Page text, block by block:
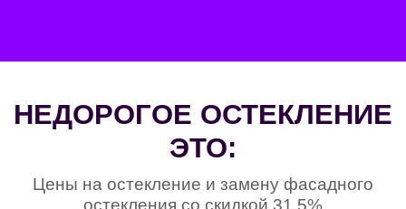
НЕДОРОГОЕ ОСТЕКЛЕНИЕ
ЭТО:
Цены на остекление и замену фасадного
остекления со скидкой 31,5%